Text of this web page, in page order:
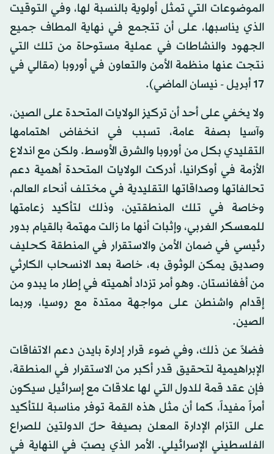
الموضوعات التي تمثل أولوية بالنسبة لها، وفي التوقيت
الذي يناسبها، على أن تتجمع في نهاية المطاف جميع
الجهود والنشاطات في عملية مستوحاة من تلك التي
نتجت عنها منظمة الأمن والتعاون في أوروبا (مقالي في
17 أبريل - نيسان الماضي).
ولا يخفي على أحد أن تركيز الولايات المتحدة على الصين،
وآسيا بصفة عامة، تسبب في انخفاض اهتمامها
التقليدي بكل من أوروبا والشرق الأوسط. ولكن مع اندلاع
الأزمة في أوكرانيا، أدركت الولايات المتحدة أهمية دعم
تحالفاتها وصداقاتها التقليدية في مختلف أنحاء العالم،
وخاصة في تلك المنطقتين، وذلك لتأكيد زعامتها
للمعسكر الغربي، وإثبات أنها ما زالت مهتمة بالقيام بدور
رئيسي في ضمان الأمن والاستقرار في المنطقة كحليف
وصديق يمكن الوثوق به، خاصة بعد الانسحاب الكارثي
من أفغانستان. وهو أمر تزداد أهميته في إطار ما يبدو من
إقدام واشنطن على مواجهة ممتدة مع روسيا، وربما
الصين.
فضلاً عن ذلك، وفي ضوء قرار إدارة بايدن دعم الاتفاقات
الإبراهيمية لتحقيق قدر أكبر من الاستقرار في المنطقة،
فإن عقد قمة للدول التي لها علاقات مع إسرائيل سيكون
أمراً مفيداً، كما أن مثل هذه القمة توفر مناسبة للتأكيد
على التزام الإدارة المعلن بصيغة حلّ الدولتين للصراع
الفلسطيني الإسرائيلي. الأمر الذي يصبّ في النهاية في